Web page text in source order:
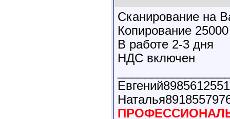
Сканирование на
Копирование
В работе 2-3 дня
НДС включен